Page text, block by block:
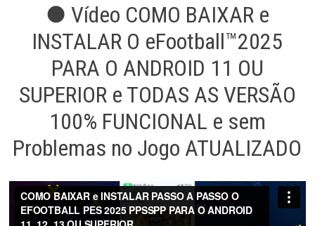
● Vídeo COMO BAIXAR e
INSTALAR O eFootball™2025
PARA O ANDROID 11 OU
SUPERIOR e TODAS AS VERSÃO
100% FUNCIONAL e sem
Problemas no Jogo ATUALIZADO